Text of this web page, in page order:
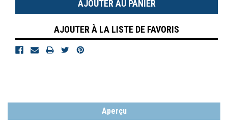
AJOUTER À LA LISTE DE FAVORIS
Aperçu